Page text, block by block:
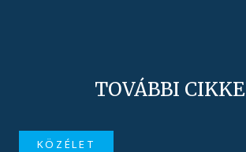
TOVÁBBI
KÖZÉLET